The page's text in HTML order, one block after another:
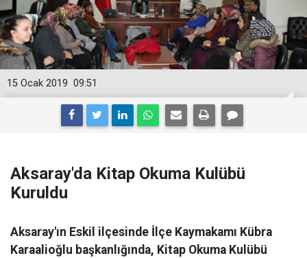
09:51
15 Ocak 2019
Aksaray'da Kitap Okuma Kulübü
Kuruldu
Aksaray'ın Eskil ilçesinde İlçe Kaymakamı Kübra
Karaalioğlu başkanlığında, Kitap Okuma Kulübü